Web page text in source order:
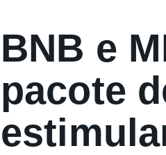
BNB e
pacote